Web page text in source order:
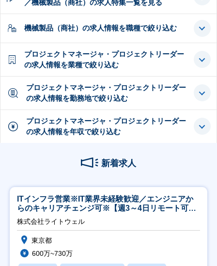
／機械製品（商社）の求人特集一覧を見る
機械製品（商社）の求人情報を職種で絞り込む
プロジェクトマネージャ・プロジェクトリーダー
の求人情報を業種で絞り込む
プロジェクトマネージャ・プロジェクトリーダー
の求人情報を勤務地で絞り込む
プロジェクトマネージャ・プロジェクトリーダー
の求人情報を年収で絞り込む
新着求人
ITインフラ営業※IT業界未経験歓迎／エンジニアか
らのキャリアチェンジ可※【週3～4日リモート可
能】
株式会社ライトウェル
東京都
600万~730万